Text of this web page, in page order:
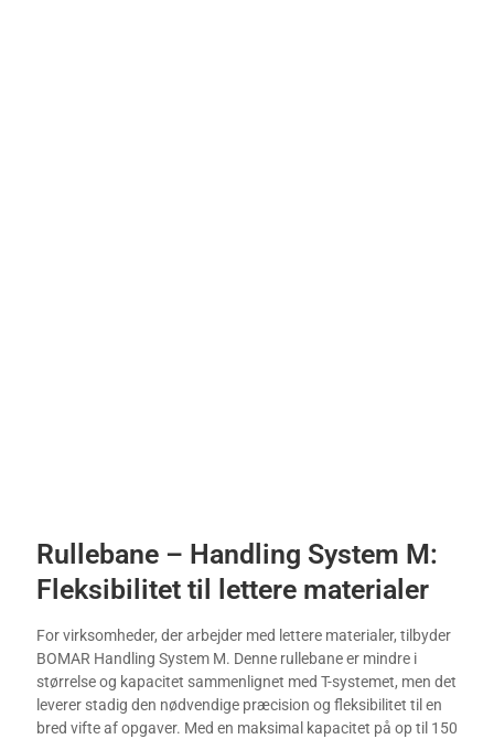
Rullebane – Handling System M:
Fleksibilitet til lettere materialer
For virksomheder, der arbejder med lettere materialer, tilbyder
BOMAR Handling System M. Denne rullebane er mindre i
størrelse og kapacitet sammenlignet med T-systemet, men det
leverer stadig den nødvendige præcision og fleksibilitet til en
bred vifte af opgaver. Med en maksimal kapacitet på op til 150